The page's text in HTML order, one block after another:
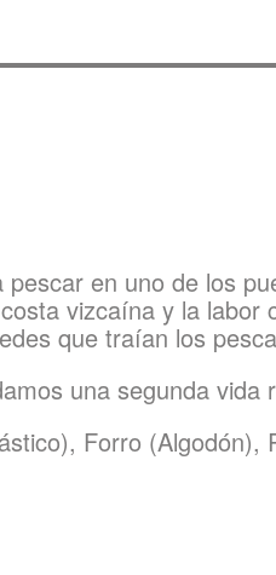
en uno de los
vizcaína y la
que traían los
una segunda
Forro (Algodón),